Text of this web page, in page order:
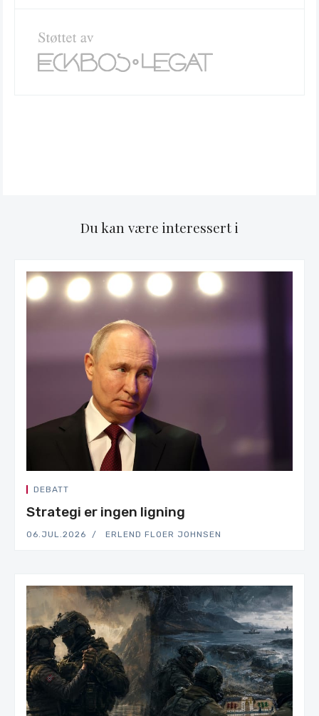
Du kan være interessert i
DEBATT
Strategi er ingen ligning
06.JUL.2026 ERLEND FLOER JOHNSEN